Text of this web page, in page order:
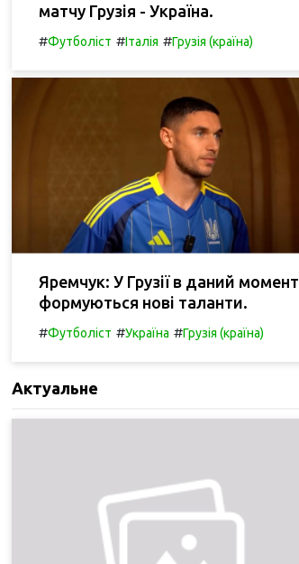
матчу Грузія - Україна.
#Футболіст #Італія #Грузія (країна)
Яремчук: У Грузії в даний момент
формуються нові таланти.
#Футболіст #Україна #Грузія (країна)
Актуальне